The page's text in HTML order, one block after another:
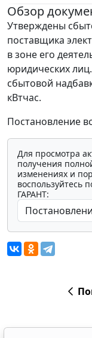
Обзор
Утверждены
поставщика
в зоне его
юридических
сбытовой
кВтчас.
Постановление
Для просмотра
получения
изменениях и
воспользуйтесь
ГАРАНТ: